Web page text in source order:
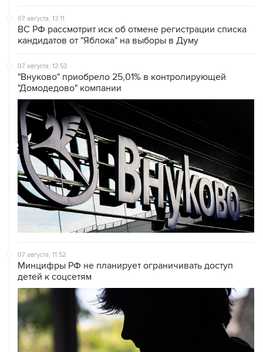
07 августа, 13:11
ВС РФ рассмотрит иск об отмене регистрации списка
кандидатов от "Яблока" на выборы в Думу
07 августа, 12:53
"Внуково" приобрело 25,01% в контролирующей
"Домодедово" компании
07 августа, 11:52
Минцифры РФ не планирует ограничивать доступ
детей к соцсетям